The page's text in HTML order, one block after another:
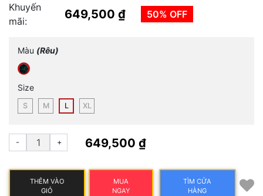
Khuyến
mãi:
649,500 ₫ 50% OFF
Màu (Rêu)
Size
S M L XL
- + 649,500 ₫
THÊM VÀO
GIỎ
MUA
NGAY
TÌM CỬA
HÀNG